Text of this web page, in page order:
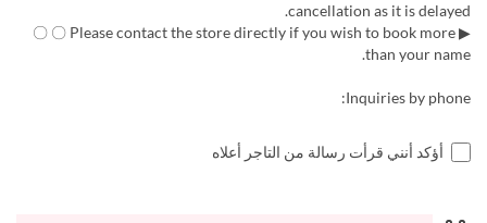
cancellation as it is delayed.
▶ 〇 〇 Please contact the store directly if you wish to book more
than your name.
Inquiries by phone:
أؤكد أنني قرأت رسالة من التاجر أعلاه